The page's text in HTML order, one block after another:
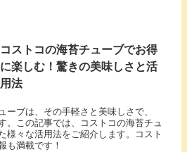
コストコの海苔チューブでお得
に楽しむ！驚きの美味しさと活
用法
ーブは、その手軽さと美味しさで、
。この記事では、コストコの海苔チュ
様々な活用法をご紹介します。コスト
も満載です！